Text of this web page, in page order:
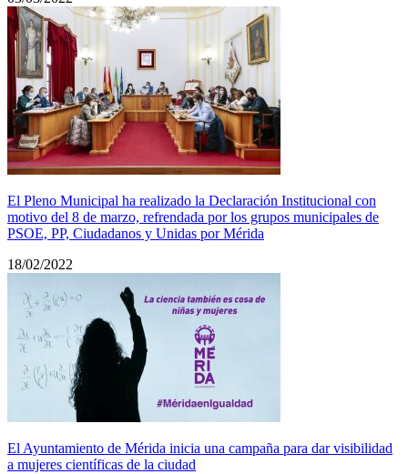
El Pleno Municipal ha realizado la Declaración Institucional con
motivo del 8 de marzo, refrendada por los grupos municipales de
PSOE, PP, Ciudadanos y Unidas por Mérida
18/02/2022
El Ayuntamiento de Mérida inicia una campaña para dar visibilidad
a mujeres científicas de la ciudad